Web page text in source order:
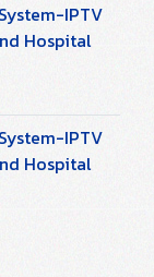
IPTV
Hospital
IPTV
Hospital